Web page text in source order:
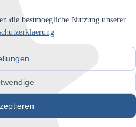
die bestmoegliche Nutzung unserer